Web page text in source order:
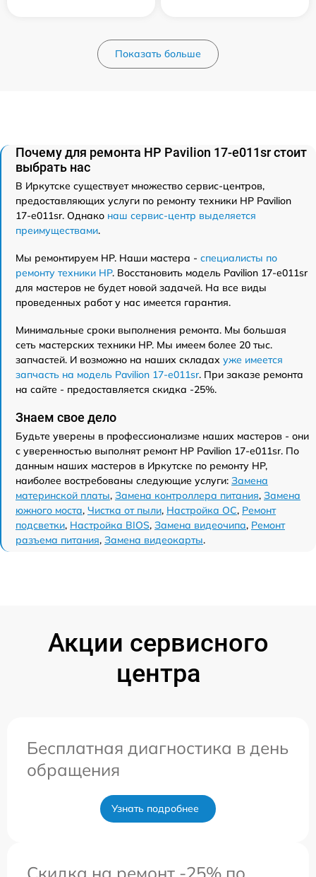
Показать больше
Почему для ремонта HP Pavilion 17-e011sr стоит
выбрать нас
В Иркутске существует множество сервис-центров,
предоставляющих услуги по ремонту техники HP Pavilion
17-e011sr. Однако наш сервис-центр выделяется
преимуществами.
Мы ремонтируем HP. Наши мастера - специалисты по
ремонту техники HP. Восстановить модель Pavilion 17-e011sr
для мастеров не будет новой задачей. На все виды
проведенных работ у нас имеется гарантия.
Минимальные сроки выполнения ремонта. Мы большая
сеть мастерских техники HP. Мы имеем более 20 тыс.
запчастей. И возможно на наших складах уже имеется
запчасть на модель Pavilion 17-e011sr. При заказе ремонта
на сайте - предоставляется скидка -25%.
Знаем свое дело
Будьте уверены в профессионализме наших мастеров - они
с уверенностью выполнят ремонт HP Pavilion 17-e011sr. По
данным наших мастеров в Иркутске по ремонту HP,
наиболее востребованы следующие услуги: Замена
материнской платы, Замена контроллера питания, Замена
южного моста, Чистка от пыли, Настройка ОС, Ремонт
подсветки, Настройка BIOS, Замена видеочипа, Ремонт
разъема питания, Замена видеокарты.
Акции сервисного
центра
Бесплатная диагностика в день
обращения
Узнать подробнее